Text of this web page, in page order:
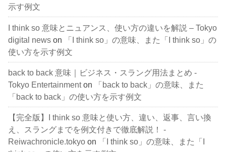
示す例文
I think so 意味とニュアンス、使い方の違いを解説 – Tokyo
digital news on
「I think so」の意味、また「I think so」の
使い方を示す例文
back to back 意味｜ビジネス・スラング用法まとめ -
Tokyo Entertainmenton
「back to back」の意味、また
「back to back」の使い方を示す例文
【完全版】I think so 意味と使い方、違い、返事、言い換
え、スラングまでを例文付きで徹底解説！ -
Reiwachronicle.tokyo on
「I think so」の意味、また「I